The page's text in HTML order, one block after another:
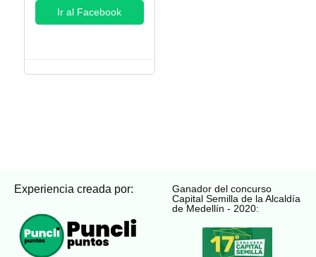
Ir al Facebook
Experiencia creada por:
Ganador del concurso
Capital Semilla de la Alcaldía
de Medellín - 2020: